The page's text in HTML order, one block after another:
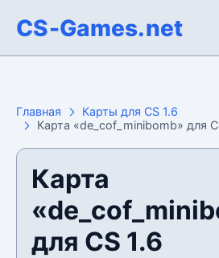
CS-Games.net
Главная
Карты для CS 1.6
Карта «de_cof_minibomb» для
Карта
для CS 1.6